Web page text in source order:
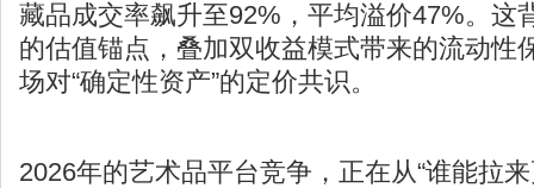
藏品成交率飙升至92%，平均溢价47%。这
的估值锚点，叠加双收益模式带来的流动性
场对“确定性资产”的定价共识。
2026年的艺术品平台竞争，正在从“谁能拉